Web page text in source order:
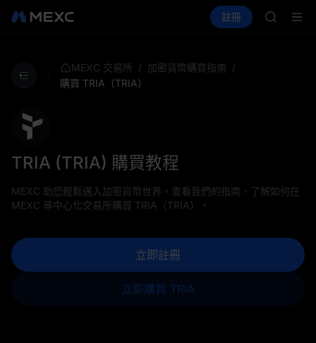
SPCX 理財 活
註冊
HFT
MEXC 交易所 / 加密貨幣購買指南 /
購買 TRIA（TRIA）
TRIA (TRIA) 購買教程
MEXC 助您輕鬆邁入加密貨幣世界。查看我們的指南，了解如何在
MEXC 等中心化交易所購買 TRIA（TRIA）。
立即註冊
立即購買 TRIA